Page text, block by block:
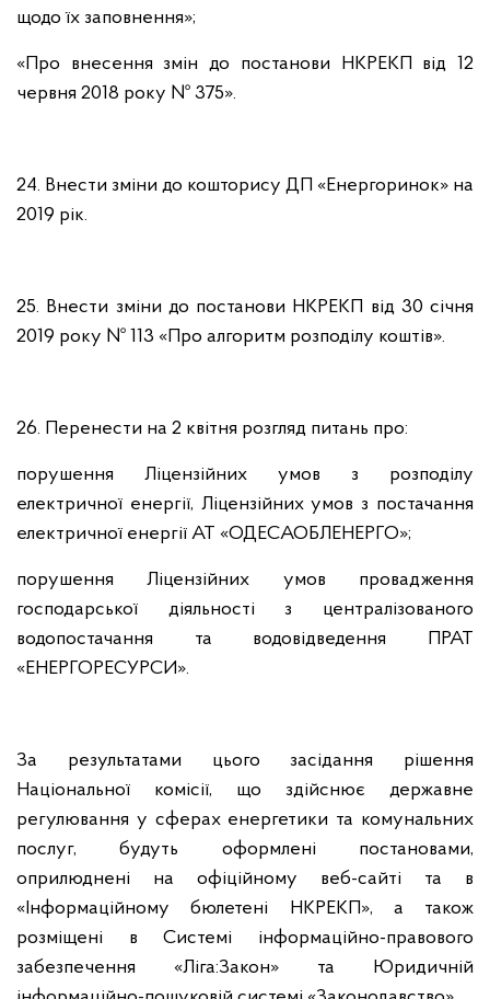
щодо їх заповнення»;
«Про внесення змін до постанови НКРЕКП від 12
червня 2018 року № 375».
24. Внести зміни до кошторису ДП «Енергоринок» на
2019 рік.
25. Внести зміни до постанови НКРЕКП від 30 січня
2019 року № 113 «Про алгоритм розподілу коштів».
26. Перенести на 2 квітня розгляд питань про:
порушення Ліцензійних умов з розподілу
електричної енергії, Ліцензійних умов з постачання
електричної енергії АТ «ОДЕСАОБЛЕНЕРГО»;
порушення Ліцензійних умов провадження
господарської діяльності з централізованого
водопостачання та водовідведення ПРАТ
«ЕНЕРГОРЕСУРСИ».
За результатами цього засідання рішення
Національної комісії, що здійснює державне
регулювання у сферах енергетики та комунальних
послуг, будуть оформлені постановами,
оприлюднені на офіційному веб-сайті та в
«Інформаційному бюлетені НКРЕКП», а також
розміщені в Системі інформаційно-правового
забезпечення «Ліга:Закон» та Юридичній